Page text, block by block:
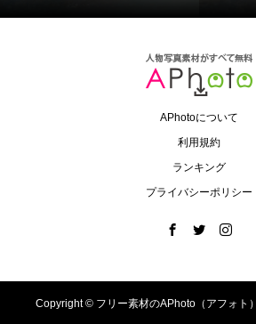
APhotoについて
利用規約
ランキング
プライバシーポリシー
Copyright © フリー素材のAPhoto（アフォト